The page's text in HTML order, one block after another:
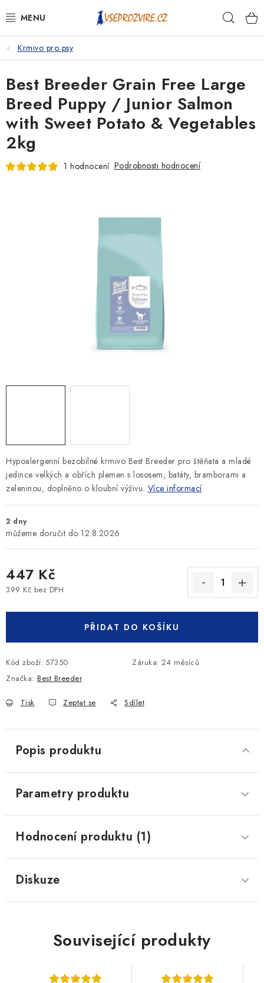
na
PSI
KOČKY
KONĚ
ANTIPARAZITIKA
PRO CHOVATELE
KRÁLÍCI/HLODAVCI/PTÁCI
Obchodní podmínky
Podmínky ochrany osobních údajů
Krmivo pro psy
Hypoalergenní bezobilné krmivo Best Breeder pro štěňata a mladé
jedince velkých a obřích plemen s lososem, batáty, bramborami a
zeleninou, doplněno o kloubní výživu. Více informací
2 dny
12.8.2026
447 Kč
399 Kč bez DPH
PŘIDAT DO KOŠÍKU
Kód zboží: 57350 Záruka: 24 měsíců
Značka: Best Breeder
Tisk Zeptat se Sdílet
Best Breeder Grain Free Large
Breed Puppy / Junior Salmon
with Sweet Potato & Vegetables
2kg
1 hodnocení Podrobnosti hodnocení
Popis produktu
Parametry produktu
Hodnocení produktu (1)
Diskuze
Související produkty